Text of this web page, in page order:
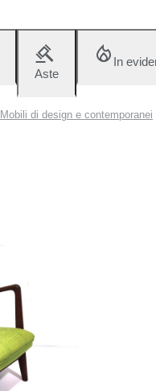
Aste
In
Mobili di design e contemporanei